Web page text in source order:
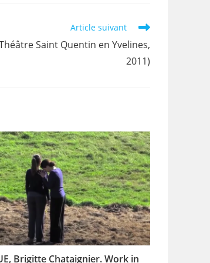
Article suivant
Saint Quentin en Yvelines,
2011)
Brigitte Chataignier. Work in